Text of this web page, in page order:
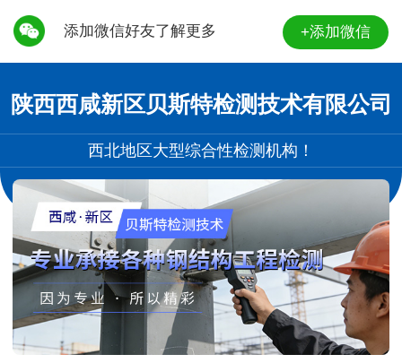
添加微信好友了解更多 +添加微信
陕西西咸新区贝斯特检测技术有限公司
西北地区大型综合性检测机构！